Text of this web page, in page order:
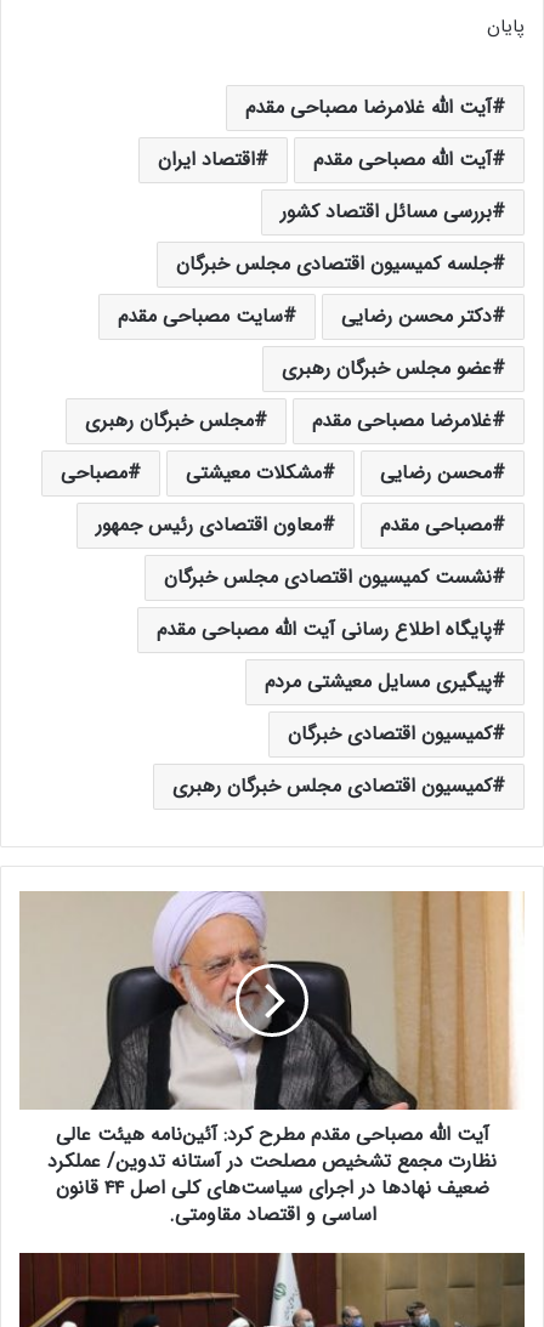
پایان
آیت الله غلامرضا مصباحی مقدم
آیت الله مصباحی مقدم
اقتصاد ایران
بررسی مسائل اقتصاد کشور
جلسه کمیسیون اقتصادی مجلس خبرگان
دکتر محسن رضایی
سایت مصباحی مقدم
عضو مجلس خبرگان رهبری
غلامرضا مصباحی مقدم
مجلس خبرگان رهبری
محسن رضایی
مشکلات معیشتی
مصباحی
مصباحی مقدم
معاون اقتصادی رئیس جمهور
نشست کمیسیون اقتصادی مجلس خبرگان
پایگاه اطلاع رسانی آیت الله مصباحی مقدم
پیگیری مسایل معیشتی مردم
کمیسیون اقتصادی خبرگان
کمیسیون اقتصادی مجلس خبرگان رهبری
ص
ق
د
آیت الله مصباحی مقدم مطرح کرد: آئین‌نامه هیئت عالی
نظارت مجمع تشخیص مصلحت در آستانه تدوین/ عملکرد
ضعیف نهادها در اجرای سیاست‌های کلی اصل ۴۴ قانون
اساسی و اقتصاد مقاومتی.
و